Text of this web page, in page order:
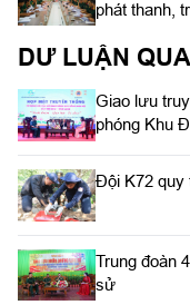
phát thanh,
DƯ LUẬN
Giao lưu
phóng Khu
Đội K72 quy
Trung đoàn
sử